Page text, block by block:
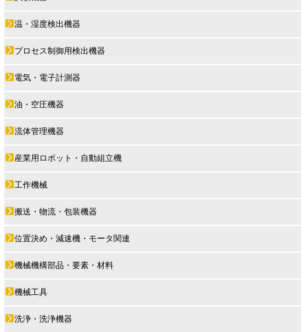
温・湿度検出機器
プロセス制御用検出機器
電気・電子計測器
油・空圧機器
流体管理機器
産業用ロボット・自動組立機
工作機械
搬送・物流・包装機器
位置決め・減速機・モータ関連
機械機構部品・要素・材料
機械工具
洗浄・洗浄機器